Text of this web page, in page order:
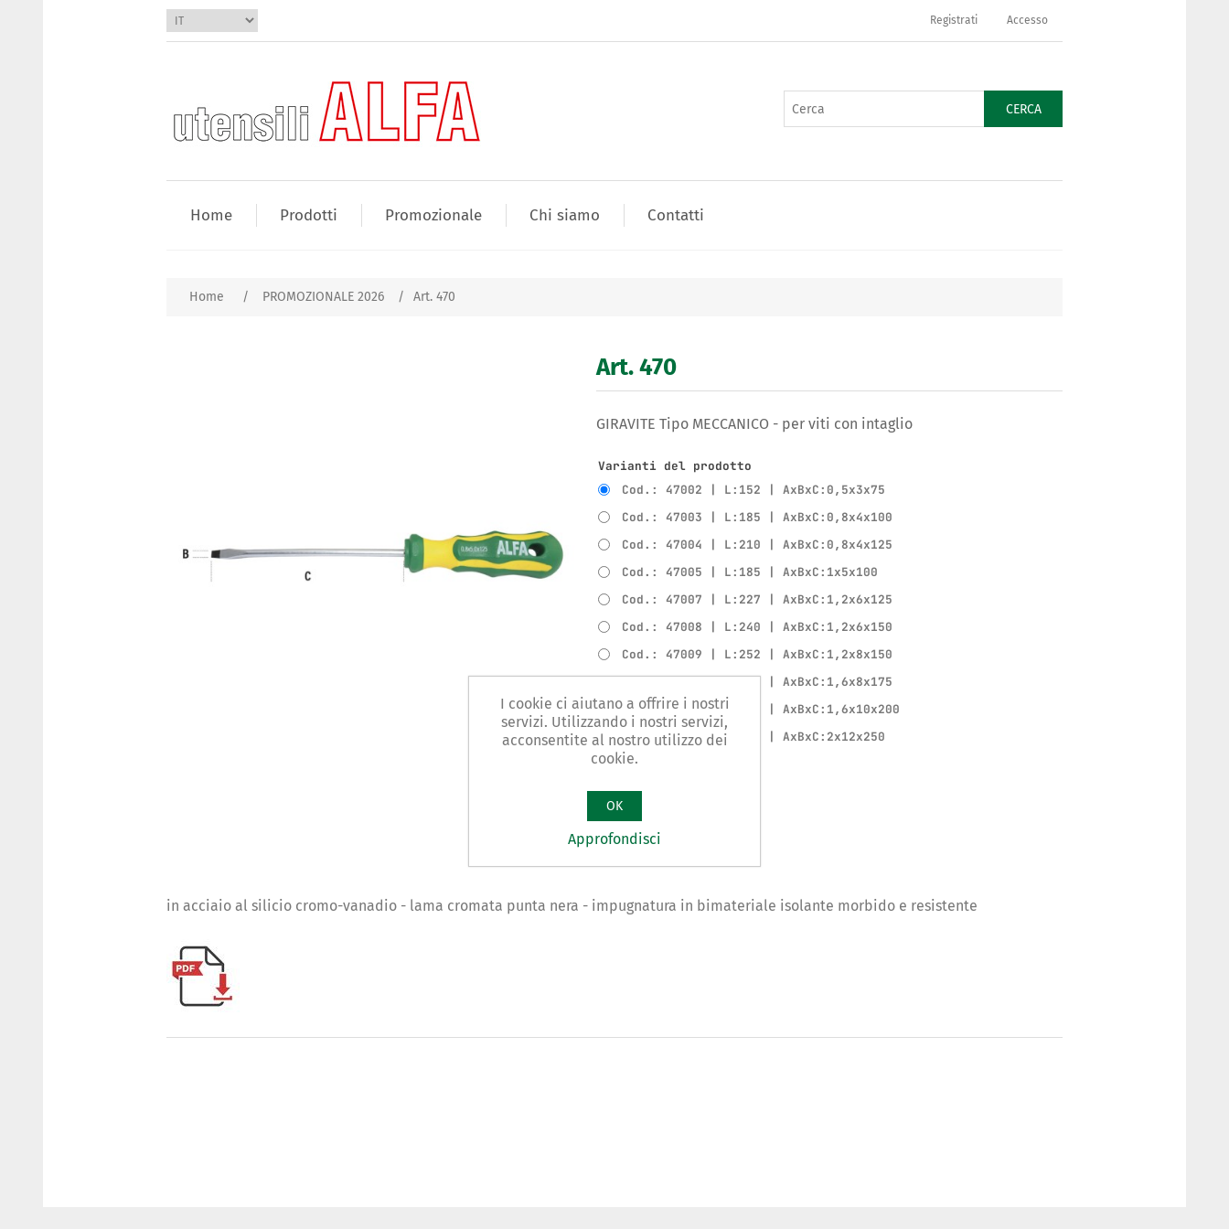
Registrati Accesso
CERCA
Home Prodotti Promozionale Chi siamo Contatti
Home / PROMOZIONALE 2026 / Art. 470
Art. 470
GIRAVITE Tipo MECCANICO - per viti con intaglio
Varianti del prodotto
Cod.: 47002 | L:152 | AxBxC:0,5x3x75
Cod.: 47003 | L:185 | AxBxC:0,8x4x100
Cod.: 47004 | L:210 | AxBxC:0,8x4x125
Cod.: 47005 | L:185 | AxBxC:1x5x100
Cod.: 47007 | L:227 | AxBxC:1,2x6x125
Cod.: 47008 | L:240 | AxBxC:1,2x6x150
Cod.: 47009 | L:252 | AxBxC:1,2x8x150
Cod.: 47010 | L:270 | AxBxC:1,6x8x175
Cod.: 47011 | L:295 | AxBxC:1,6x10x200
Cod.: 47012 | L:375 | AxBxC:2x12x250
in acciaio al silicio cromo-vanadio - lama cromata punta nera - impugnatura in bimateriale isolante morbido e resistente
I cookie ci aiutano a offrire i nostri
servizi. Utilizzando i nostri servizi,
acconsentite al nostro utilizzo dei
cookie.
OK
Approfondisci